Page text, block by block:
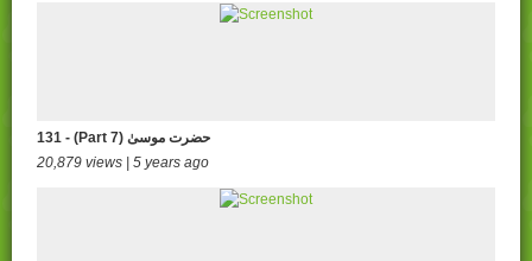
131 - (Part 7) حضرت موسیٰ
20,879 views | 5 years ago